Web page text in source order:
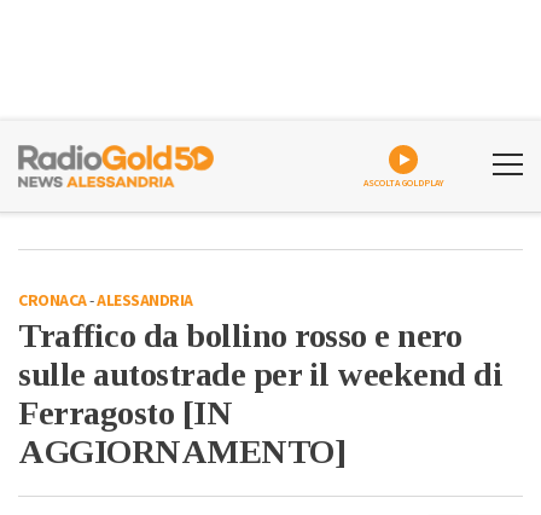
ASCOLTA GOLDPLAY
CRONACA-ALESSANDRIA
Traffico da bollino rosso e nero
sulle autostrade per il weekend di
Ferragosto [IN
AGGIORNAMENTO]